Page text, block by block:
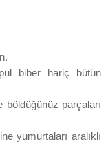
biber hariç bütün
parçaları
yumurtaları aralıklı